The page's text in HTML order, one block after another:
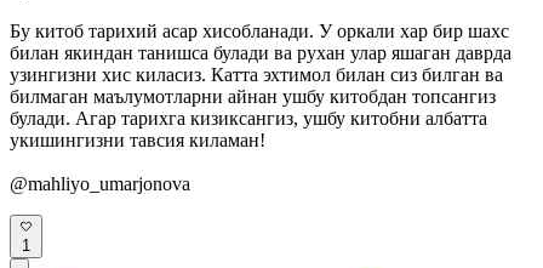
Бу китоб тарихий асар хисобланади. У оркали хар бир шахс
билан якиндан танишса булади ва рухан улар яшаган даврда
узингизни хис киласиз. Катта эхтимол билан сиз билган ва
билмаган маълумотларни айнан ушбу китобдан топсангиз
булади. Агар тарихга кизиксангиз, ушбу китобни албатта
укишингизни тавсия киламан!
@mahliyo_umarjonova
1